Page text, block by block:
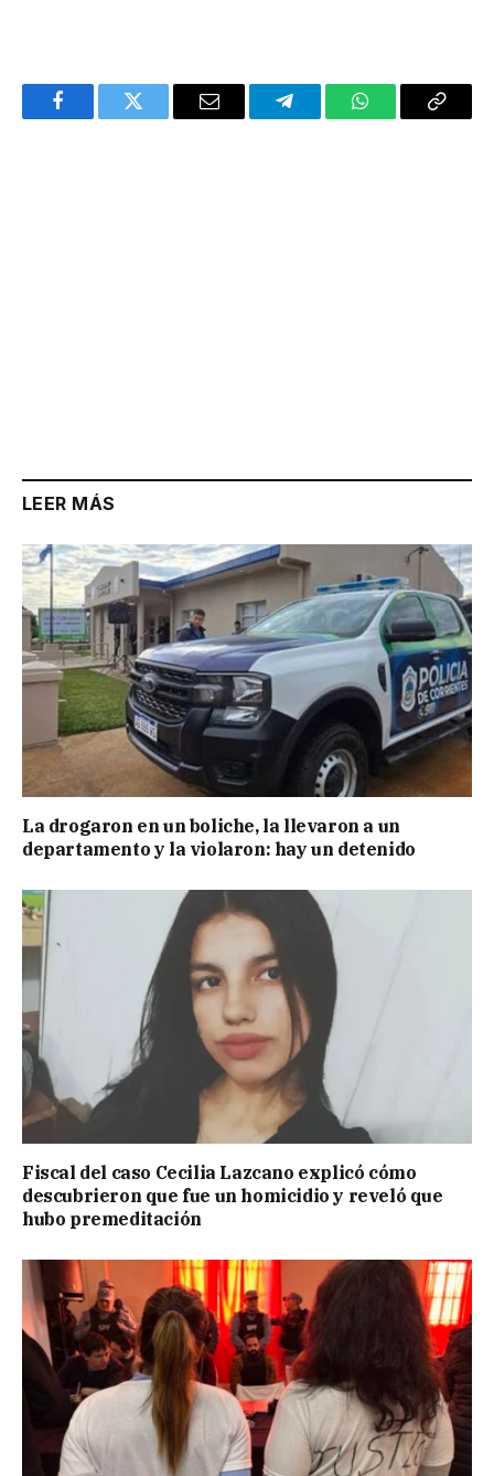
FacebookTwitter Email TelegramWhatsAppCopy
LEER MÁS
La drogaron en un boliche, la llevaron a un
departamento y la violaron: hay un detenido
Fiscal del caso Cecilia Lazcano explicó cómo
descubrieron que fue un homicidio y reveló que
hubo premeditación